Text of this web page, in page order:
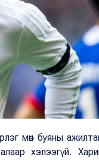
мөн буяны
хэлээгүй.